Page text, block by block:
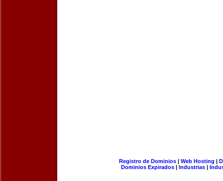
Registro de Dominios| Web Hosting |
Dominios Expirados | Industrias |